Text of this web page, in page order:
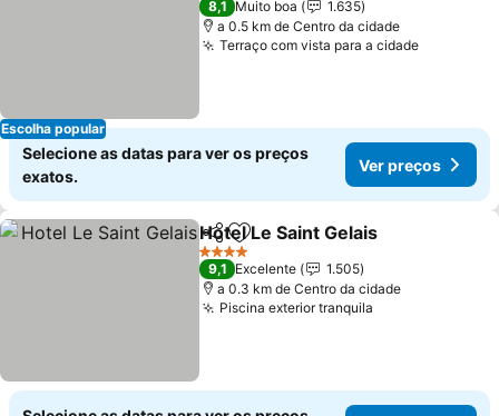
Escolha popular
8,1 Muito boa
1.635
a 0.5 km de Centro da cidade
Terraço com vista para a cidade
Selecione as datas para ver os preços
exatos.
Ver preços
PartilharAdicionar aos favoritos
Hotel Le Saint Gelais
4 Estrelas
9,1 Excelente
1.505
a 0.3 km de Centro da cidade
Piscina exterior tranquila